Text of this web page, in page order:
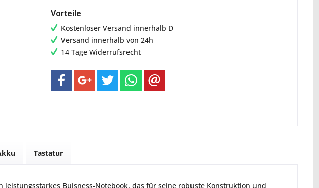
Vorteile
Kostenloser Versand innerhalb D
Versand innerhalb von 24h
14 Tage Widerrufsrecht
Tastatur
leistungsstarkes Buisness-Notebook, das für seine robuste Konstruktion und